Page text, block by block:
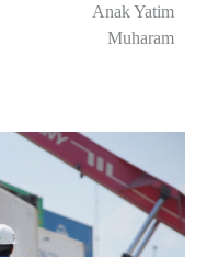
Anak Yatim
Muharam